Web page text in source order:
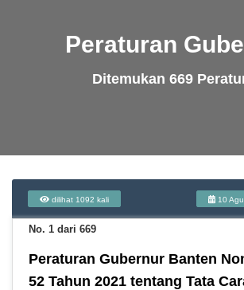
Peraturan
Ditemukan 669
dilihat 1092 kali 10
No. 1 dari 669
Peraturan Gubernur Banten
52 Tahun 2021 tentang Tata